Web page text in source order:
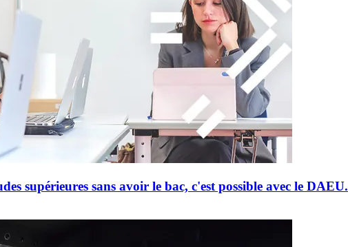
supérieures sans avoir le bac, c'est possible avec le DAEU.